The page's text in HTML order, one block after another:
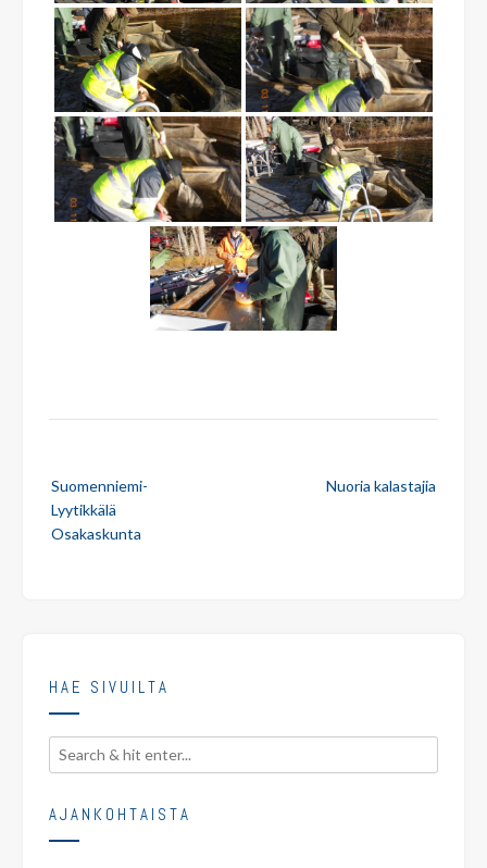
navigation
Suomenniemi-
Lyytikkälä
Osakaskunta
Nuoria kalastajia
HAE SIVUILTA
AJANKOHTAISTA